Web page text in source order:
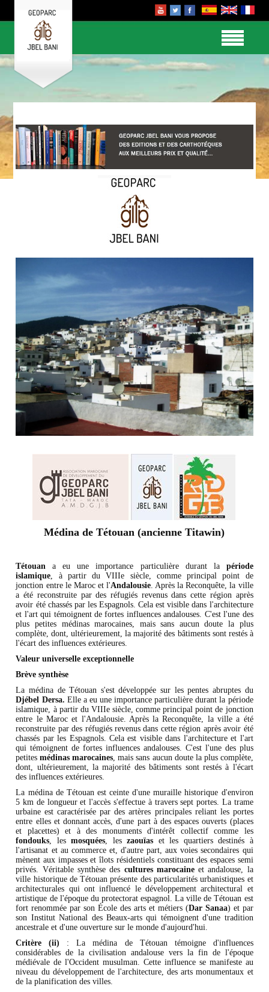
Médina de Tétouan (ancienne Titawin)
Tétouan a eu une importance particulière durant la période
islamique, à partir du VIIIe siècle, comme principal point de
jonction entre le Maroc et l'Andalousie. Après la Reconquête, la ville
a été reconstruite par des réfugiés revenus dans cette région après
avoir été chassés par les Espagnols. Cela est visible dans l'architecture
et l'art qui témoignent de fortes influences andalouses. C'est l'une des
plus petites médinas marocaines, mais sans aucun doute la plus
complète, dont, ultérieurement, la majorité des bâtiments sont restés à
l'écart des influences extérieures.
Valeur universelle exceptionnelle
Brève synthèse
La médina de Tétouan s'est développée sur les pentes abruptes du
Djébel Dersa. Elle a eu une importance particulière durant la période
islamique, à partir du VIIIe siècle, comme principal point de jonction
entre le Maroc et l'Andalousie. Après la Reconquête, la ville a été
reconstruite par des réfugiés revenus dans cette région après avoir été
chassés par les Espagnols. Cela est visible dans l'architecture et l'art
qui témoignent de fortes influences andalouses. C'est l'une des plus
petitesmédinas marocaines, mais sans aucun doute la plus complète,
dont, ultérieurement, la majorité des bâtiments sont restés à l'écart
des influences extérieures.
La médina de Tétouan est ceinte d'une muraille historique d'environ
5 km de longueur et l'accès s'effectue à travers sept portes. La trame
urbaine est caractérisée par des artères principales reliant les portes
entre elles et donnant accès, d'une part à des espaces ouverts (places
et placettes) et à des monuments d'intérêt collectif comme les
fondouks, lesmosquées, leszaouïas et les quartiers destinés à
l'artisanat et au commerce et, d'autre part, aux voies secondaires qui
mènent aux impasses et îlots résidentiels constituant des espaces semi
privés. Véritable synthèse des cultures marocaineet andalouse, la
ville historique de Tétouan présente des particularités urbanistiques et
architecturales qui ont influencé le développement architectural et
artistique de l'époque du protectorat espagnol. La ville de Tétouan est
fort renommée par son École des arts et métiers (Dar Sanaa) et par
son Institut National des Beaux-arts qui témoignent d'une tradition
ancestrale et d'une ouverture sur le monde d'aujourd'hui.
Critère (ii) : La médina de Tétouan témoigne d'influences
considérables de la civilisation andalouse vers la fin de l'époque
médiévale de l'Occident musulman. Cette influence se manifeste au
niveau du développement de l'architecture, des arts monumentaux et
de la planification des villes.